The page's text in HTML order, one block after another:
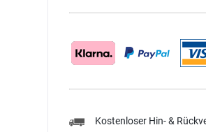
Kostenloser Hin- &